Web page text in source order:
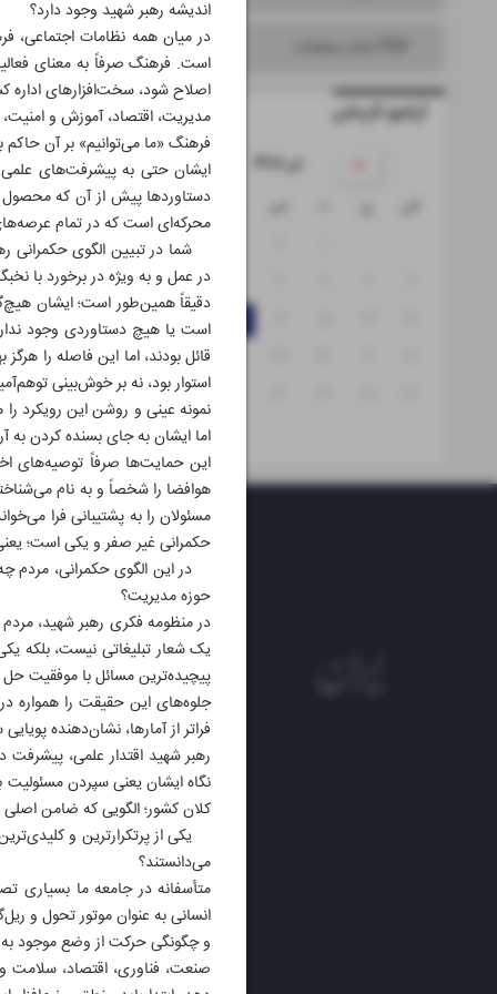
اندیشه رهبر شهید وجود دارد؟
در میان همه نظامات اجتماعی،
است. فرهنگ صرفاً به معنای
اصلاح شود، سخت‌افزارهای اداره
مدیریت، اقتصاد، آموزش و
فرهنگ «ما می‌توانیم» بر آن
ایشان حتی به پیشرفت‌های علمی
دستاوردها پیش از آن که محصول
محرکه‌ای است که در تمام
شما در تبیین الگوی حکمرانی
در عمل و به ویژه در برخورد با
دقیقاً همین‌طور است؛ ایشان
است یا هیچ دستاوردی وجود
قائل بودند، اما این فاصله را
استوار بود، نه بر خوش‌بینی
نمونه عینی و روشن این رویکرد
اما ایشان به جای بسنده کردن به
این حمایت‌ها صرفاً توصیه‌های
هوافضا را شخصاً و به نام
مسئولان را به پشتیبانی فرا
حکمرانی غیر صفر و یکی است؛
در این الگوی حکمرانی، مردم
حوزه مدیریت؟
در منظومه فکری رهبر شهید،
یک شعار تبلیغاتی نیست، بلکه
پیچیده‌ترین مسائل با موفقیت
جلوه‌های این حقیقت را همواره
فراتر از آمارها، نشان‌دهنده
رهبر شهید اقتدار علمی،
نگاه ایشان یعنی سپردن
کلان کشور؛ الگویی که ضامن
یکی از پرتکرارترین و
می‌دانستند؟
متأسفانه در جامعه ما بسیاری
انسانی به عنوان موتور تحول و
و چگونگی حرکت از وضع موجود
صنعت، فناوری، اقتصاد، سلامت
آرشیو تاریخی
۱۴۰۵ تیر
پ ج
۴
۵
۱۱
۱۲
۱۸
۱۹
۲۵
۲۶